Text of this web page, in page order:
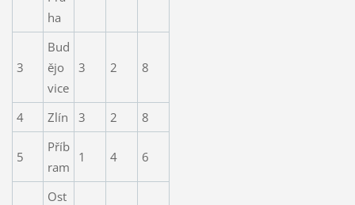
ha
3
Bud
ějo
vice
3 2 8
4 Zlín 3 2 8
5
Příb
ram
1 4 6
Ost